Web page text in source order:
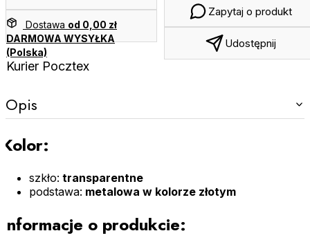
Dostawa od 0,00 zł
DARMOWA WYSYŁKA
(Polska)
Kurier Pocztex
Zapytaj o produkt
Udostępnij
Opis
Kolor:
szkło: transparentne
podstawa: metalowa w kolorze złotym
Informacje o produkcie: